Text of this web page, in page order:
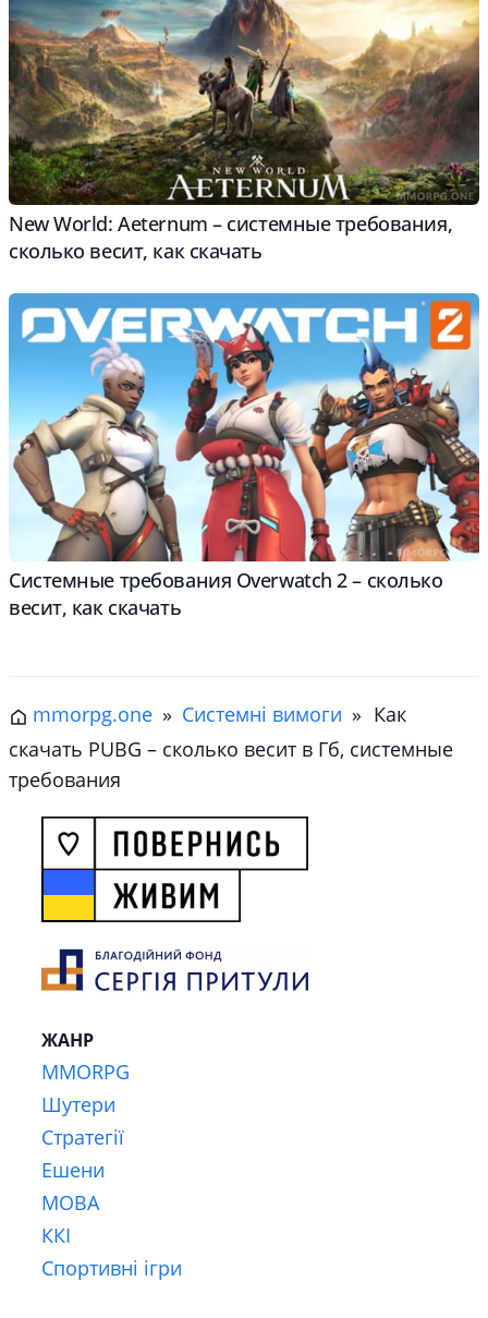
New World: Aeternum – cистемные требования,
сколько весит, как скачать
Системные требования Overwatch 2 – cколько
весит, как скачать
mmorpg.one » Системні вимоги » Как
скачать PUBG – сколько весит в Гб, системные
требования
ЖАНР
MMORPG
Шутери
Стратегії
Ешени
MOBA
ККІ
Спортивні ігри